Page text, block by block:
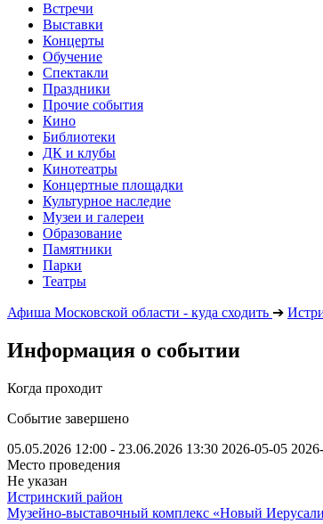
Встречи
Выставки
Концерты
Обучение
Спектакли
Праздники
Прочие события
Кино
Библиотеки
ДК и клубы
Кинотеатры
Концертные площадки
Культурное наследие
Музеи и галереи
Образование
Памятники
Парки
Театры
Афиша Московской области - куда сходить ➔
Информация о событии
Когда проходит
Событие завершено
05.05.2026 12:00 - 23.06.2026 13:30 2026-05-05
Место проведения
Не указан
Истринский район
Музейно-выставочный комплекс «Новый